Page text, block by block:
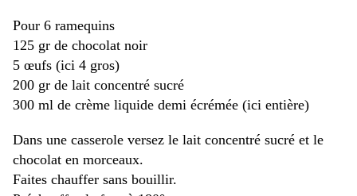
Pour 6 ramequins
125 gr de chocolat noir
5 œufs (ici 4 gros)
200 gr de lait concentré sucré
300 ml de crème liquide demi écrémée (ici entière)
Dans une casserole versez le lait concentré sucré et le
chocolat en morceaux.
Faites chauffer sans bouillir.